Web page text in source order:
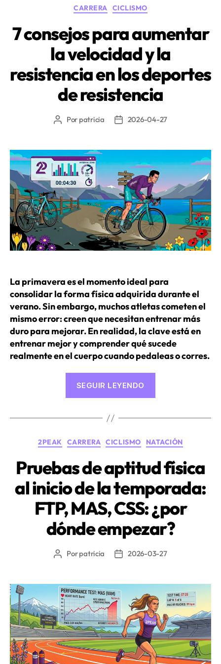
aspectos
de
la
que
debes
cuidar»
Categorías
CARRERA CICLISMO
7 consejos para aumentar
la velocidad y la
resistencia en los deportes
de resistencia
Autor
entrada
Por patricia
Fecha
entrada
2026-04-27
La primavera es el momento ideal para
consolidar la forma física adquirida durante el
verano. Sin embargo, muchos atletas cometen el
mismo error: creen que necesitan entrenar más
duro para mejorar. En realidad, la clave está en
entrenar mejor y comprender qué sucede
realmente en el cuerpo cuando pedaleas o corres.
SEGUIR LEYENDO
aumentar
velocidad
y
la
resistencia
los
deportes
de
resistencia»
Categorías
2PEAK CARRERA CICLISMO NATACIÓN
Pruebas de aptitud física
al inicio de la temporada:
FTP, MAS, CSS: ¿por
dónde empezar?
Autor
entrada
Porpatricia
Fecha
entrada
2026-03-27